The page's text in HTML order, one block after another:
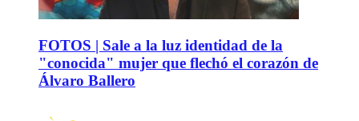
FOTOS | Sale a la luz identidad de la
"conocida" mujer que flechó el corazón de
Álvaro Ballero